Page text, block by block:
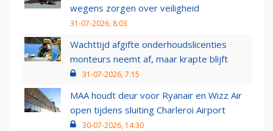
wegens zorgen over veiligheid
31-07-2026, 8:03
Wachttijd afgifte onderhoudslicenties
monteurs neemt af, maar krapte blijft
31-07-2026, 7:15
MAA houdt deur voor Ryanair en Wizz Air
open tijdens sluiting Charleroi Airport
30-07-2026, 14:30